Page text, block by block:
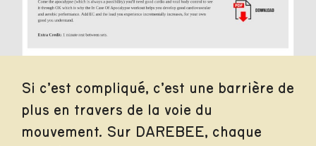
Si c’est compliqué, c’est une barrière de
plus en travers de la voie du
mouvement. Sur DAREBEE, chaque